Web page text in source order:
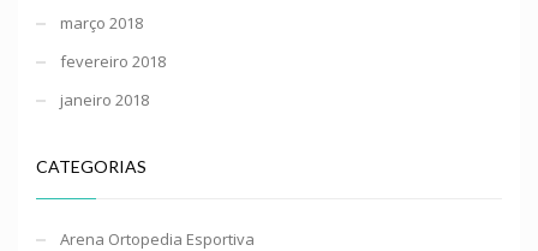
março 2018
fevereiro 2018
janeiro 2018
CATEGORIAS
Arena Ortopedia Esportiva